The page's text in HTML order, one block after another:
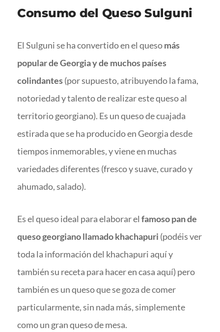
Consumo del Queso Sulguni
El Sulguni se ha convertido en el quesomás
popular de Georgia y de muchos países
colindantes(por supuesto, atribuyendo la fama,
notoriedad y talento de realizar este queso al
territorio georgiano). Es un queso de cuajada
estirada que se ha producido en Georgia desde
tiempos inmemorables, y viene en muchas
variedades diferentes (fresco y suave, curado y
ahumado, salado).
Es el queso ideal para elaborar el famoso pan de
queso georgiano llamado khachapuri (podéis ver
toda la información del khachapuri aquí y
también su receta para hacer en casa aquí) pero
también es un queso que se goza de comer
particularmente, sin nada más, simplemente
como un gran queso de mesa.